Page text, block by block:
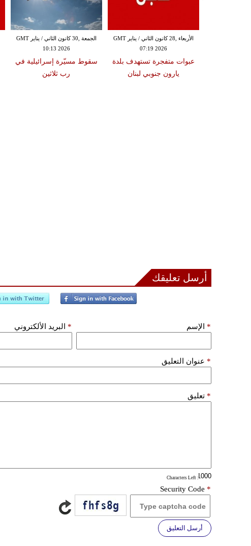
الجمعة ,30 كانون الثاني / يناير GMT
10:13 2026
سقوط مسيّرة إسرائيلية في
رب ثلاثين
الأربعاء ,28 كانون الثاني / يناير GMT
07:19 2026
عبوات متفجرة تستهدف بلدة
يارون جنوبي لبنان
أرسل تعليقك
الإسم * البريد الألكتروني *
عنوان التعليق *
تعليق *
: Characters Left
Security Code *
أرسل التعليق